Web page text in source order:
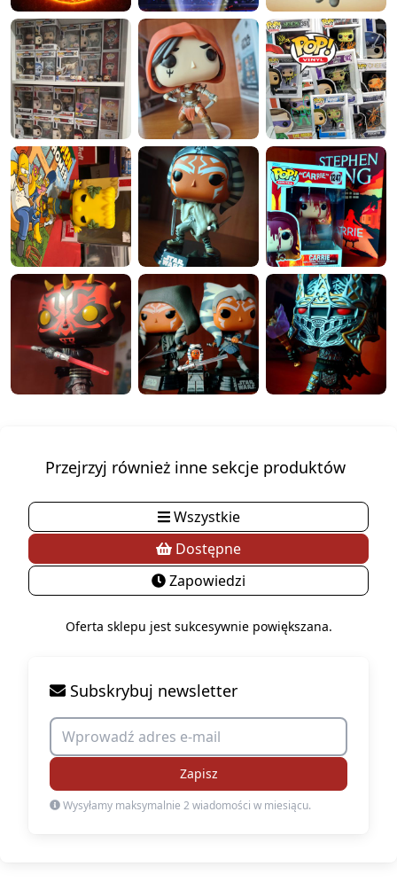
Przejrzyj również inne sekcje produktów
Wszystkie
Dostępne
Zapowiedzi
Oferta sklepu jest sukcesywnie powiększana.
Subskrybuj newsletter
Zapisz
Wysyłamy maksymalnie 2 wiadomości w miesiącu.